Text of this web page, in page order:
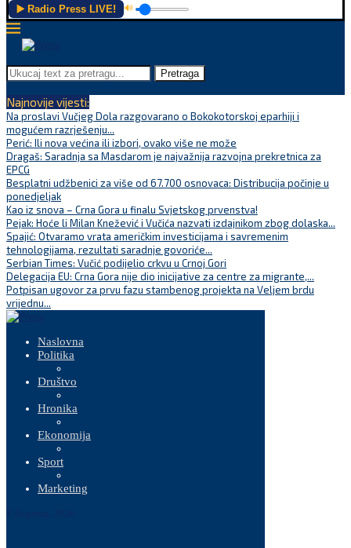
▶️ Radio Press LIVE! 🔊
Pretraga
Najnovije vijesti:
Na proslavi Vučjeg Dola razgovarano o Bokokotorskoj eparhiji i
mogućem razrješenju...
Perić: Ili nova većina ili izbori, ovako više ne može
Dragaš: Saradnja sa Masdarom je najvažnija razvojna prekretnica za
EPCG
Besplatni udžbenici za više od 67.700 osnovaca: Distribucija počinje u
ponedjeljak
Kao iz snova – Crna Gora u finalu Svjetskog prvenstva!
Pejak: Hoće li Milan Knežević i Vučića nazvati izdajnikom zbog dolaska...
Spajić: Otvaramo vrata američkim investicijama i savremenim
tehnologijama, rezultati saradnje govoriće...
Serbian Times: Vučić podijelio crkvu u Crnoj Gori
Delegacija EU: Crna Gora nije dio inicijative za centre za migrante,...
Potpisan ugovor za prvu fazu stambenog projekta na Veljem brdu
vrijednu...
Naslovna
Politika
Društvo
Hronika
Ekonomija
Sport
Marketing